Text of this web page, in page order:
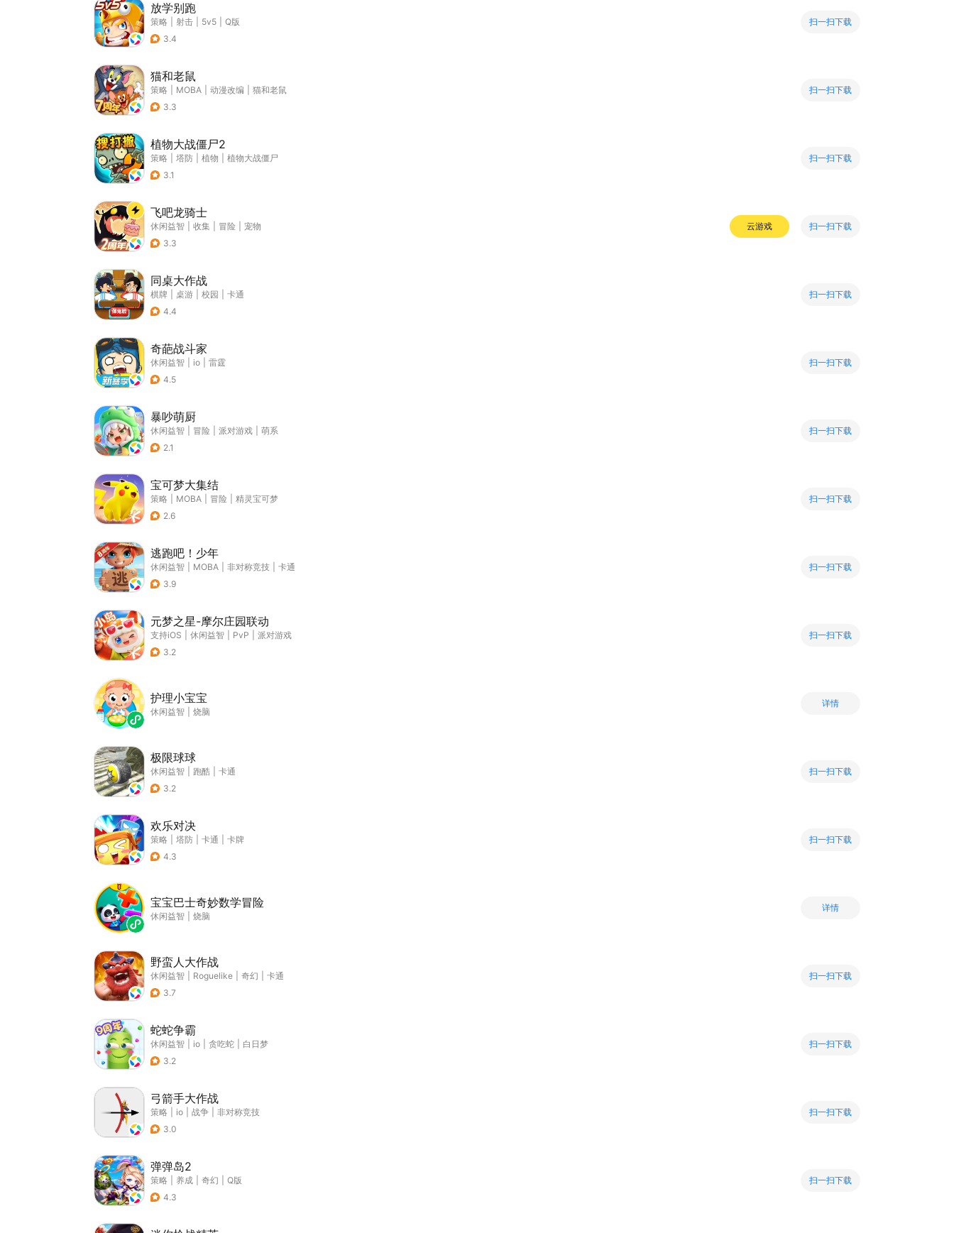
放学别跑
策略 射击 5v5
Q版
3.4
扫一扫下载
猫和老鼠
策略 MOBA 动漫改编
猫和老鼠
3.3
扫一扫下载
植物大战僵尸2
策略 塔防 植物
植物大战僵尸
3.1
扫一扫下载
飞吧龙骑士
休闲益智 收集 冒险
宠物
3.3
云游戏 扫一扫下载
同桌大作战
棋牌 桌游 校园
卡通
4.4
扫一扫下载
奇葩战斗家
休闲益智 io
雷霆
4.5
扫一扫下载
暴吵萌厨
休闲益智 冒险 派对游戏
萌系
2.1
扫一扫下载
宝可梦大集结
策略 MOBA 冒险
精灵宝可梦
2.6
扫一扫下载
逃跑吧！少年
休闲益智 MOBA 非对称竞技
卡通
3.9
扫一扫下载
元梦之星-摩尔庄园联动
支持iOS 休闲益智 PvP
派对游戏
3.2
扫一扫下载
护理小宝宝
休闲益智 烧脑
详情
极限球球
休闲益智 跑酷
卡通
3.2
扫一扫下载
欢乐对决
策略 塔防 卡通
卡牌
4.3
扫一扫下载
宝宝巴士奇妙数学冒险
休闲益智 烧脑
详情
野蛮人大作战
休闲益智 Roguelike 奇幻
卡通
3.7
扫一扫下载
蛇蛇争霸
休闲益智 io 贪吃蛇
白日梦
3.2
扫一扫下载
弓箭手大作战
策略 io 战争
非对称竞技
3.0
扫一扫下载
弹弹岛2
策略 养成 奇幻
Q版
4.3
扫一扫下载